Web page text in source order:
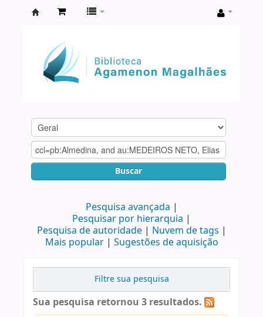
Agamenon
Magalhães
Buscar
Pesquisa avançada
Pesquisar por hierarquia
Pesquisa de autoridade
Nuvem de tags
Mais popular
Sugestões de aquisição
Filtre sua pesquisa
Sua pesquisa retornou 3 resultados.